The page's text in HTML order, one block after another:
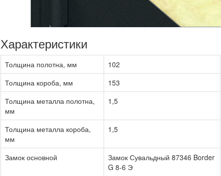
Характеристики
Толщина полотна, мм
102
Толщина короба, мм
153
Толщина металла полотна,
мм
1,5
Толщина металла короба,
мм
1,5
Замок основной
Замок Сувальдный 87346 Border
G 8-6 Э